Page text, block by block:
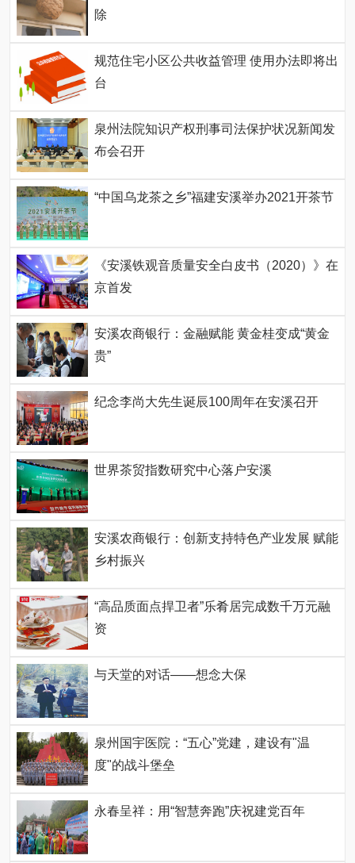
除
规范住宅小区公共收益管理 使用办法即将出
台
泉州法院知识产权刑事司法保护状况新闻发
布会召开
“中国乌龙茶之乡”福建安溪举办2021开茶节
《安溪铁观音质量安全白皮书（2020）》在
京首发
安溪农商银行：金融赋能 黄金桂变成“黄金
贵”
纪念李尚大先生诞辰100周年在安溪召开
世界茶贸指数研究中心落户安溪
安溪农商银行：创新支持特色产业发展 赋能
乡村振兴
“高品质面点捍卫者”乐肴居完成数千万元融
资
与天堂的对话——想念大保
泉州国宇医院：“五心”党建，建设有"温
度"的战斗堡垒
永春呈祥：用“智慧奔跑”庆祝建党百年